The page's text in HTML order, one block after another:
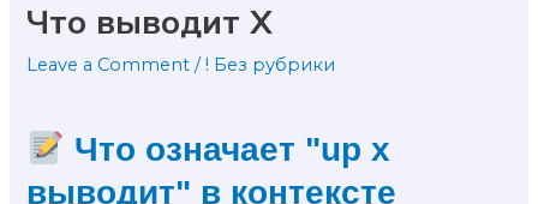
Что выводит X
Leave a Comment /! Без рубрики
Что означает "up x
выводит" в контексте